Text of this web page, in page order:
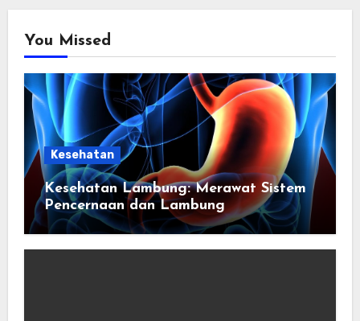
You Missed
Kesehatan
Kesehatan Lambung: Merawat Sistem
Pencernaan dan Lambung